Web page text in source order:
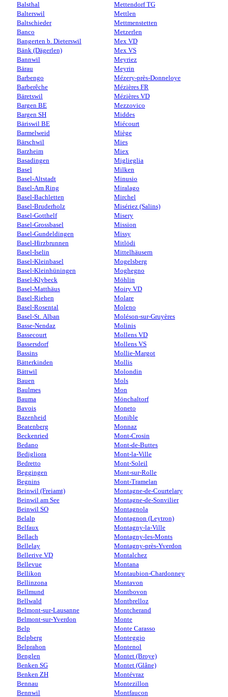
Balsthal
Balterswil
Baltschieder
Banco
Bangerten b. Dieterswil
Bänk (Dägerlen)
Bannwil
Bärau
Barbengo
Barberêche
Bäretswil
Bargen BE
Bargen SH
Bäriswil BE
Barmelweid
Bärschwil
Barzheim
Basadingen
Basel
Basel-Altstadt
Basel-Am Ring
Basel-Bachletten
Basel-Bruderholz
Basel-Gotthelf
Basel-Grossbasel
Basel-Gundeldingen
Basel-Hirzbrunnen
Basel-Iselin
Basel-Kleinbasel
Basel-Kleinhüningen
Basel-Klybeck
Basel-Matthäus
Basel-Riehen
Basel-Rosental
Basel-St. Alban
Basse-Nendaz
Bassecourt
Bassersdorf
Bassins
Bätterkinden
Bättwil
Bauen
Baulmes
Bauma
Bavois
Bazenheid
Beatenberg
Beckenried
Bedano
Bedigliora
Bedretto
Beggingen
Begnins
Beinwil (Freiamt)
Beinwil am See
Beinwil SO
Belalp
Belfaux
Bellach
Bellelay
Bellerive VD
Bellevue
Bellikon
Bellinzona
Bellmund
Bellwald
Belmont-sur-Lausanne
Belmont-sur-Yverdon
Belp
Belpberg
Belprahon
Benglen
Benken SG
Benken ZH
Bennau
Bennwil
Mettendorf TG
Mettlen
Mettmenstetten
Metzerlen
Mex VD
Mex VS
Meyriez
Meyrin
Mézery-près-Donneloye
Mézières FR
Mézières VD
Mezzovico
Middes
Miécourt
Miège
Mies
Miex
Miglieglia
Milken
Minusio
Miralago
Mirchel
Misériez (Salins)
Misery
Mission
Missy
Mitlödi
Mittelhäusern
Mogelsberg
Moghegno
Möhlin
Moiry VD
Molare
Moleno
Moléson-sur-Gruyères
Molinis
Mollens VD
Mollens VS
Mollie-Margot
Mollis
Molondin
Mols
Mon
Mönchaltorf
Moneto
Monible
Monnaz
Mont-Crosin
Mont-de-Buttes
Mont-la-Ville
Mont-Soleil
Mont-sur-Rolle
Mont-Tramelan
Montagne-de-Courtelary
Montagne-de-Sonvilier
Montagnola
Montagnon (Leytron)
Montagny-la-Ville
Montagny-les-Monts
Montagny-près-Yverdon
Montalchez
Montana
Montaubion-Chardonney
Montavon
Montbovon
Montbrelloz
Montcherand
Monte
Monte Carasso
Monteggio
Montenol
Montet (Broye)
Montet (Glâne)
Montévraz
Montezillon
Montfaucon